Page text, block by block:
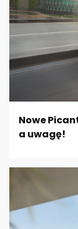
Nowe
a uwagę!